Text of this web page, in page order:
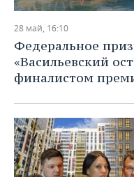
28 май, 16:10
Федеральное
«Васильевский
финалистом